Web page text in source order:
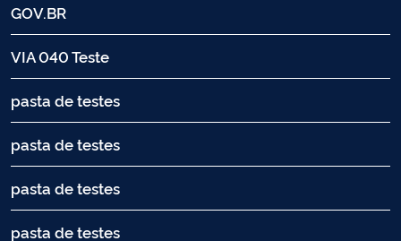
GOV.BR
VIA 040 Teste
pasta de testes
pasta de testes
pasta de testes
pasta de testes